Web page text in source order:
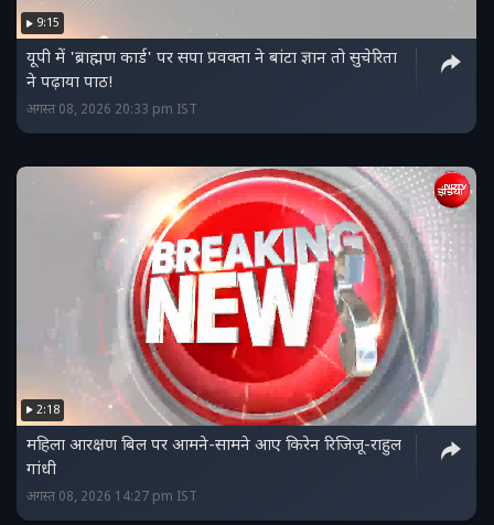
9:15
यूपी में 'ब्राह्मण कार्ड' पर सपा प्रवक्ता ने बांटा ज्ञान तो सुचेरिता
ने पढ़ाया पाठ!
अगस्त 08, 2026 20:33 pm IST
2:18
महिला आरक्षण बिल पर आमने-सामने आए किरेन रिजिजू-राहुल
गांधी
अगस्त 08, 2026 14:27 pm IST